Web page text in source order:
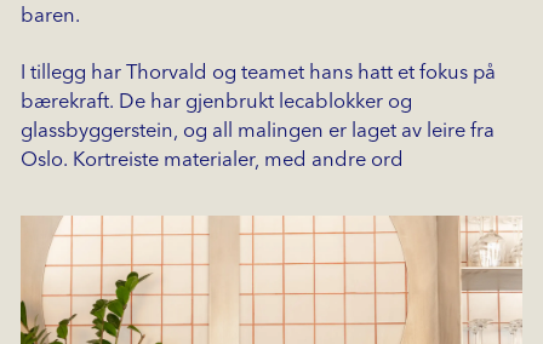
baren.
I tillegg har Thorvald og teamet hans hatt et fokus på
bærekraft. De har gjenbrukt lecablokker og
glassbyggerstein, og all malingen er laget av leire fra
Oslo. Kortreiste materialer, med andre ord